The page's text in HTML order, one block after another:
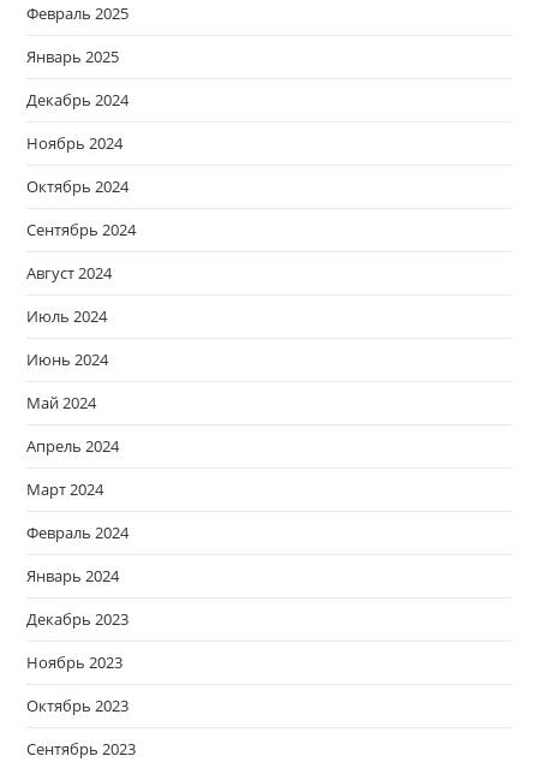
Февраль 2025
Январь 2025
Декабрь 2024
Ноябрь 2024
Октябрь 2024
Сентябрь 2024
Август 2024
Июль 2024
Июнь 2024
Май 2024
Апрель 2024
Март 2024
Февраль 2024
Январь 2024
Декабрь 2023
Ноябрь 2023
Октябрь 2023
Сентябрь 2023